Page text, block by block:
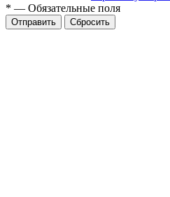
* — Обязательные поля
Сбросить